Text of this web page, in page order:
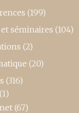
(199)
séminaires (104)
(2)
(20)
(316)
(1)
(67)